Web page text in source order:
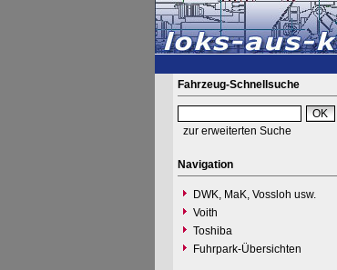
Fahrzeug-Schnellsuche
zur erweiterten Suche
Navigation
DWK, MaK, Vossloh usw.
Voith
Toshiba
Fuhrpark-Übersichten